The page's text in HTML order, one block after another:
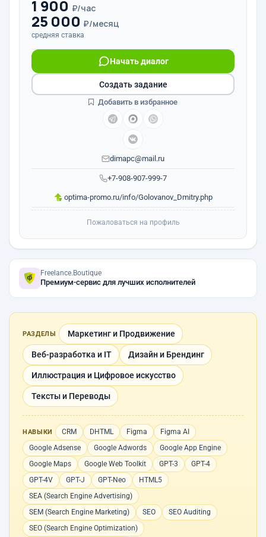
1 900 ₽/час
25 000 ₽/месяц
средняя ставка
+7-908-907-999-7
Начать диалог
dimapc@mail.ru
optima-promo.ru/info/Golovanov_Dmitry.php
Создать задание
Добавить в избранное
Пожаловаться на профиль
Freelance.Boutique
Премиум-сервис для лучших исполнителей
РАЗДЕЛЫ Маркетинг и Продвижение
Веб-разработка и IT Дизайн и Брендинг
Иллюстрация и Цифровое искусство
Тексты и Переводы
НАВЫКИ CRM DHTML Figma
Figma AI
Google Adsense
Google Adwords
Google App Engine
Google Maps
Google Web Toolkit GPT-3
GPT-4
GPT-4V
GPT-J GPT-Neo
HTML5
SEA (Search Engine Advertising)
SEM (Search Engine Marketing)
SEO
SEO Auditing
SEO (Search Engine Optimization)